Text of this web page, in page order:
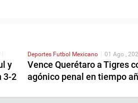
|
y
3-2
Deportes Futbol Mexicano | 01 Ago ,
Vence Querétaro a Tigres
agónico penal en tiempo